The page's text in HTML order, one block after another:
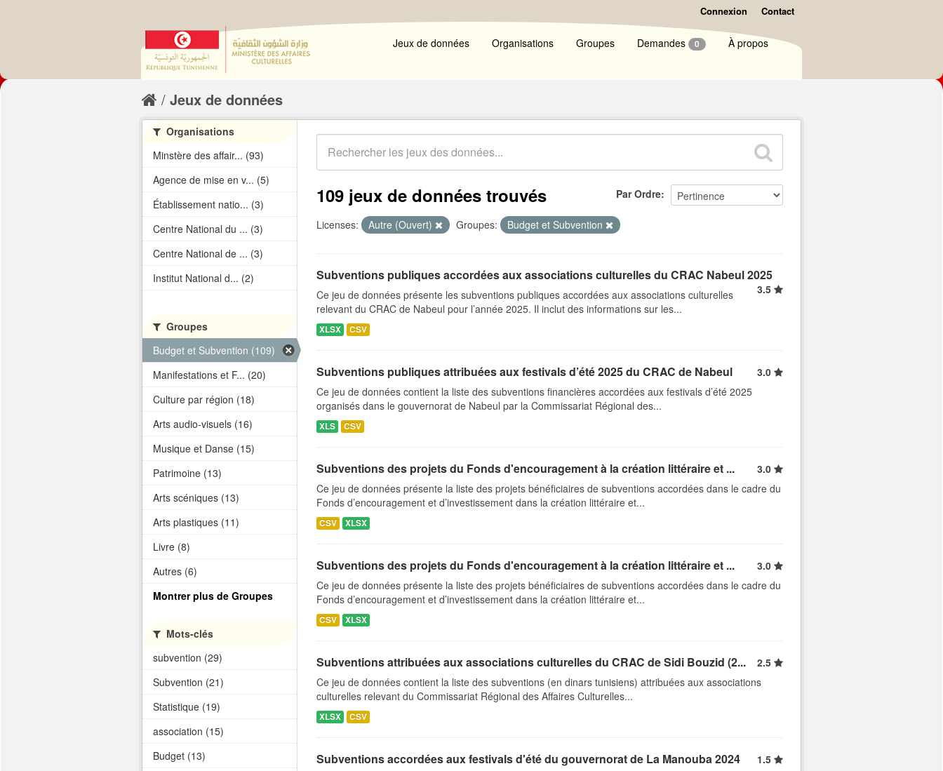
Connexion Contact
Jeux de données Organisations Groupes Demandes 0 À propos
Jeux de données
Par Ordre
109 jeux de données trouvés
Licenses: Autre (Ouvert) Groupes: Budget et Subvention
Subventions publiques accordées aux associations culturelles du CRAC Nabeul 2025
3.5
Ce jeu de données présente les subventions publiques accordées aux associations culturelles
relevant du CRAC de Nabeul pour l’année 2025. Il inclut des informations sur les...
XLSX CSV
Subventions publiques attribuées aux festivals d’été 2025 du CRAC de Nabeul
3.0
Ce jeu de données contient la liste des subventions financières accordées aux festivals d’été 2025
organisés dans le gouvernorat de Nabeul par la Commissariat Régional des...
XLS CSV
Subventions des projets du Fonds d'encouragement à la création littéraire et ...
3.0
Ce jeu de données présente la liste des projets bénéficiaires de subventions accordées dans le cadre du
Fonds d’encouragement et d’investissement dans la création littéraire et...
CSV XLSX
Subventions des projets du Fonds d'encouragement à la création littéraire et ...
3.0
Ce jeu de données présente la liste des projets bénéficiaires de subventions accordées dans le cadre du
Fonds d’encouragement et d’investissement dans la création littéraire et...
CSV XLSX
Subventions attribuées aux associations culturelles du CRAC de Sidi Bouzid (2...
2.5
Ce jeu de données contient la liste des subventions (en dinars tunisiens) attribuées aux associations
culturelles relevant du Commissariat Régional des Affaires Culturelles...
XLSX CSV
Subventions accordées aux festivals d'été du gouvernorat de La Manouba 2024
1.5
Organisations
Minstère des affair... (93)
Agence de mise en v... (5)
Établissement natio... (3)
Centre National du ... (3)
Centre National de ... (3)
Institut National d... (2)
Groupes
Budget et Subvention (109)
Manifestations et F... (20)
Culture par région (18)
Arts audio-visuels (16)
Musique et Danse (15)
Patrimoine (13)
Arts scéniques (13)
Arts plastiques (11)
Livre (8)
Autres (6)
Montrer plus de Groupes
Mots-clés
subvention (29)
Subvention (21)
Statistique (19)
association (15)
Budget (13)